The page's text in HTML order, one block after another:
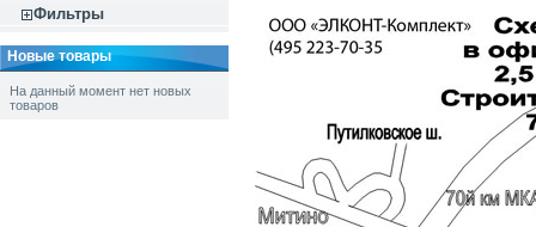
Фильтры
Новые товары
На данный момент нет новых
товаров